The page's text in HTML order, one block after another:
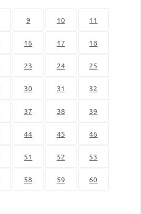
9 10 11
16 17 18
23 24 25
30 31 32
37 38 39
44 45 46
51 52 53
58 59 60